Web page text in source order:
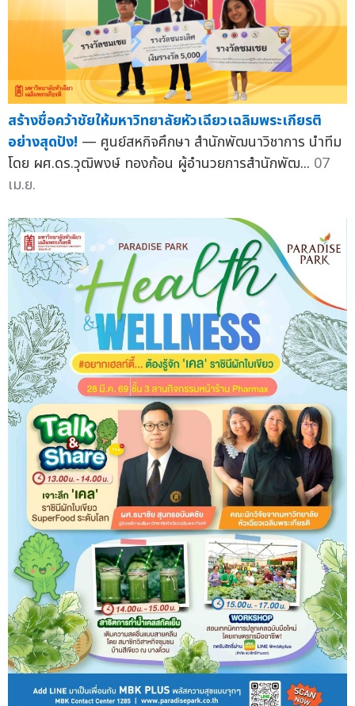
สร้างชื่อคว้าชัยให้มหาวิทยาลัยหัวเฉียวเฉลิมพระเกียรติ
อย่างสุดปัง! — ศูนย์สหกิจศึกษา สำนักพัฒนาวิชาการ นำทีม
โดย ผศ.ดร.วุฒิพงษ์ ทองก้อน ผู้อำนวยการสำนักพัฒ... 07
เม.ย.